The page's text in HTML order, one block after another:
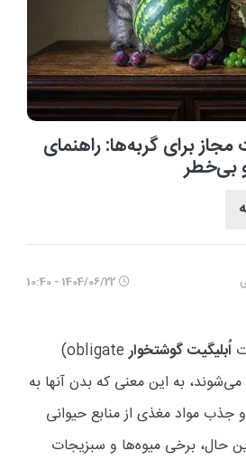
برای گربه‌ها: راهنمای
بی‌خطر
1404/06/22 - 10:40
اُبلیگیت گوشتخوار (obligate
به این معنی که بدن آنها به
جذب مواد مغذی از منابع حیوانی
حال، برخی میوه‌ها و سبزیجات